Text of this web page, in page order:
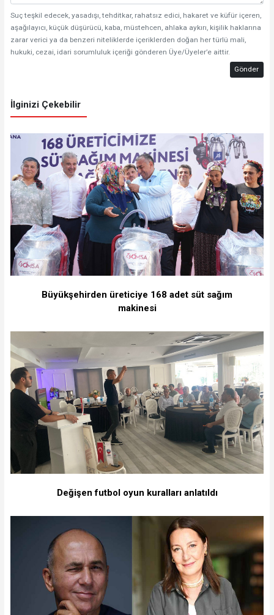
Suç teşkil edecek, yasadışı, tehditkar, rahatsız edici, hakaret ve küfür içeren,
aşağılayıcı, küçük düşürücü, kaba, müstehcen, ahlaka aykırı, kişilik haklarına
zarar verici ya da benzeri niteliklerde içeriklerden doğan her türlü mali,
hukuki, cezai, idari sorumluluk içeriği gönderen Üye/Üyeler’e aittir.
Gönder
İlginizi Çekebilir
Büyükşehirden üreticiye 168 adet süt sağım
makinesi
Değişen futbol oyun kuralları anlatıldı